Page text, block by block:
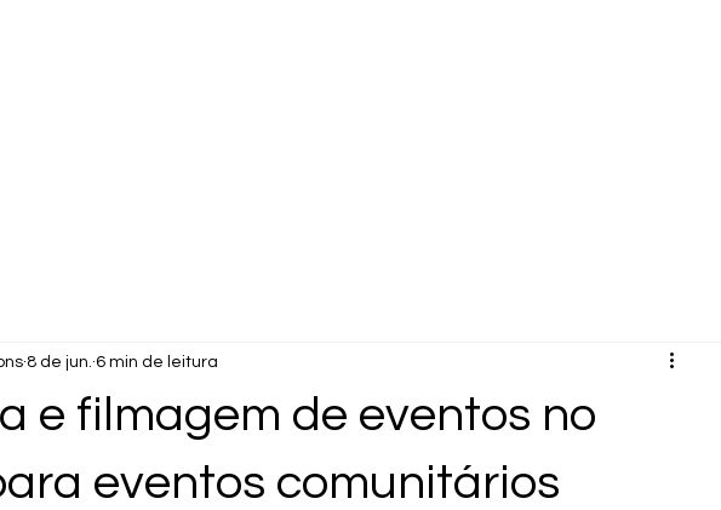
e filmagem de eventos no
eventos comunitários
8 de jun. 6 min de leitura